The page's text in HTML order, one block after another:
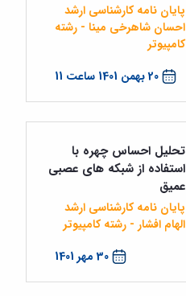
20 بهمن 1401 ساعت 11
پایان نامه کارشناسی ارشد
احسان شاهرخی مینا - رشته
کامپیوتر
30 مهر 1401
تحلیل احساس چهره با
استفاده از شبکه های عصبی
عمیق
پایان نامه کارشناسی ارشد
الهام افشار - رشته کامپیوتر